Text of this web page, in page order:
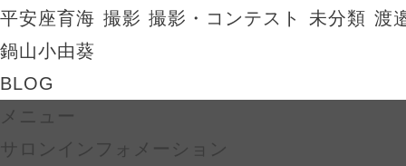
平安座育海 撮影 撮影・コンテスト 未分類 渡
鍋山小由葵
BLOG
メニュー
サロンインフォメーション